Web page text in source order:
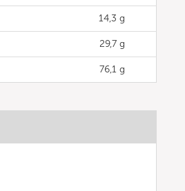
14,3 g
29,7 g
76,1 g